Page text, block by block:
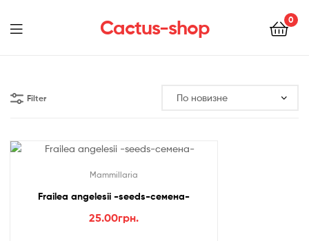
Cactus-shop 0
Menu
Filter
Mammillaria
Frailea angelesii -seeds-семена-
25.00грн.